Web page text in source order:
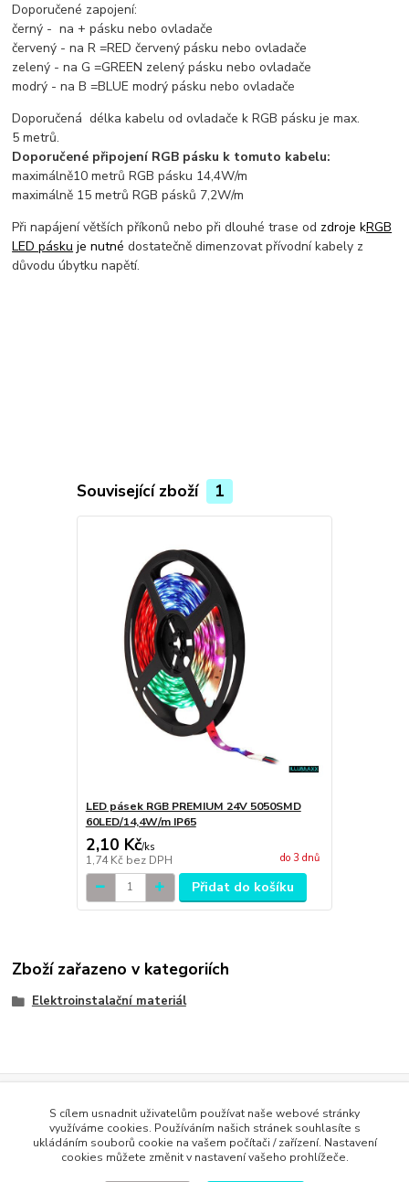
Doporučené zapojení:
černý - na + pásku nebo ovladače
červený - na R =RED červený pásku nebo ovladače
zelený - na G =GREEN zelený pásku nebo ovladače
modrý - na B =BLUE modrý pásku nebo ovladače
Doporučená délka kabelu od ovladače k RGB pásku je max.
5 metrů.
Doporučené připojení RGB pásku k tomuto kabelu:
maximálně10 metrů RGB pásku 14,4W/m
maximálně 15 metrů RGB pásků 7,2W/m
Při napájení větších příkonů nebo při dlouhé trase od zdroje kRGB
LED pásku je nutné dostatečně dimenzovat přívodní kabely z
důvodu úbytku napětí.
Související zboží 1
LED pásek RGB PREMIUM 24V 5050SMD
60LED/14,4W/m IP65
2,10 Kč/ks
1,74 Kč bez DPH do 3 dnů
Přidat do košíku
Zboží zařazeno v kategoriích
Elektroinstalační materiál
Podle zákona o evidenci tržeb je prodávající povinen vystavit
kupujícímu účtenku. Zároveň je povinen zaevidovat přijatou tržbu u
správce daně online; v případě technického výpadku pak nejpozději do
S cílem usnadnit uživatelům používat naše webové stránky
využíváme cookies. Používáním našich stránek souhlasíte s
ukládáním souborů cookie na vašem počítači / zařízení. Nastavení
cookies můžete změnit v nastavení vašeho prohlížeče.